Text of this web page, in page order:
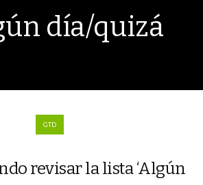
día/quizá
GTD
revisar la lista ‘Algún